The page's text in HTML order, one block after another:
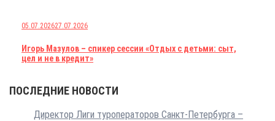
05.07.202627.07.2026
Игорь Мазулов – спикер сессии «Отдых с детьми: сыт,
цел и не в кредит»
ПОСЛЕДНИЕ НОВОСТИ
Директор Лиги туроператоров Санкт-Петербурга –